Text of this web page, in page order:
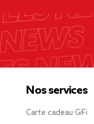
Nos services
Carte cadeau GiFi